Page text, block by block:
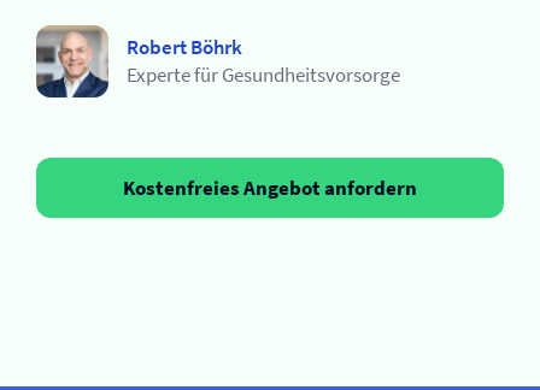
Robert Böhrk
Experte für Gesundheitsvorsorge
Kostenfreies Angebot anfordern